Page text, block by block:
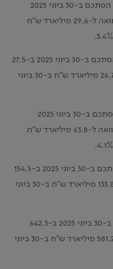
הסתכם ב-30 ביוני 2025
ב-30.6 מיליארד ש"ח, בהשוואה ל-29.6 מיליארד ש"ח
הסתכם ב-30 ביוני 2025 ב-27.5
מיליארד ש"ח, בהשוואה ל-26.7 מיליארד ש"ח ב-30 ביוני
הסתכם ב-30 ביוני 2025
ב-66.4 מיליארד ש"ח, בהשוואה ל-63.8 מיליארד ש"ח
הסתכם ב-30 ביוני 2025 ב-154.5
מיליארד ש"ח, בהשוואה ל-133.8 מיליארד ש"ח ב-30 ביוני
הסתכמו ב-30 ביוני 2025 ב-642.3
מיליארד ש"ח, בהשוואה ל-581.2 מיליארד ש"ח ב-30 ביוני